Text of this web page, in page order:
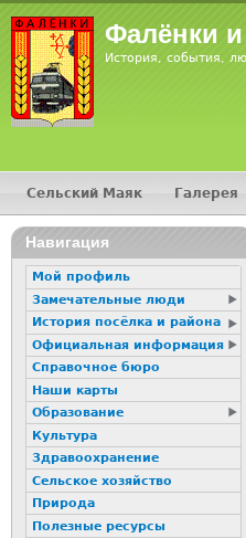
Фалёнки
История, события,
Главное меню
Сельский Маяк Галерея
16+
Навигация
Мой профиль
Замечательные люди
История посёлка и района
Официальная информация
Справочное бюро
Наши карты
Образование
Культура
Здравоохранение
Сельское хозяйство
Природа
Полезные ресурсы